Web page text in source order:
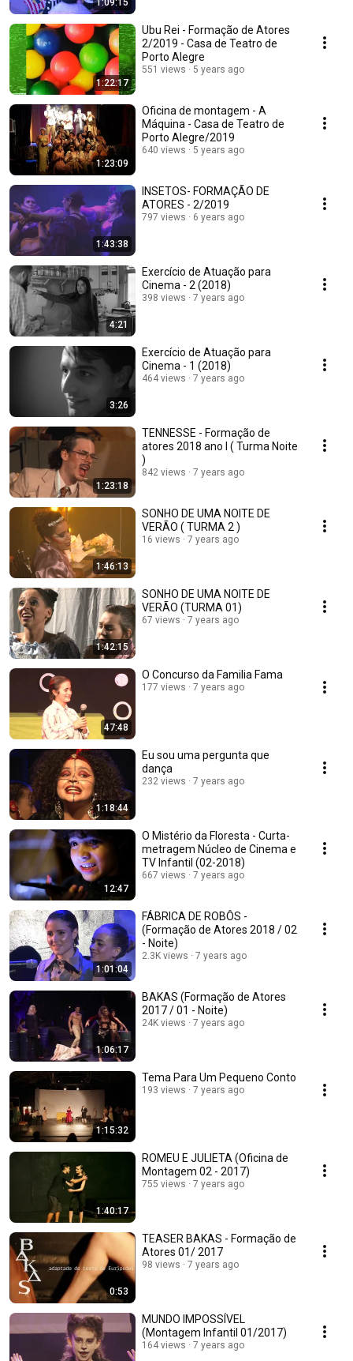
1:09:15
1:22:17
Ubu Rei - Formação de Atores
2/2019 - Casa de Teatro de
Porto Alegre
551 views 5 years ago
1:23:09
Oficina de montagem - A
Máquina - Casa de Teatro de
Porto Alegre/2019
640 views 5 years ago
1:43:38
INSETOS- FORMAÇÃO DE
ATORES - 2/2019
797 views 6 years ago
4:21
Exercício de Atuação para
Cinema - 2 (2018)
398 views 7 years ago
3:26
Exercício de Atuação para
Cinema - 1 (2018)
464 views 7 years ago
1:23:18
TENNESSE - Formação de
atores 2018 ano l ( Turma Noite
)
842 views 7 years ago
1:46:13
SONHO DE UMA NOITE DE
VERÃO ( TURMA 2 )
16 views 7 years ago
1:42:15
SONHO DE UMA NOITE DE
VERÃO (TURMA 01)
67 views 7 years ago
47:48
O Concurso da Familia Fama
177 views 7 years ago
1:18:44
Eu sou uma pergunta que
dança
232 views 7 years ago
12:47
O Mistério da Floresta - Curta-
metragem Núcleo de Cinema e
TV Infantil (02-2018)
667 views 7 years ago
1:01:04
FÁBRICA DE ROBÔS -
(Formação de Atores 2018 / 02
- Noite)
2.3K views 7 years ago
1:06:17
BAKAS (Formação de Atores
2017 / 01 - Noite)
24K views 7 years ago
1:15:32
Tema Para Um Pequeno Conto
193 views 7 years ago
1:40:17
ROMEU E JULIETA (Oficina de
Montagem 02 - 2017)
755 views 7 years ago
0:53
TEASER BAKAS - Formação de
Atores 01/ 2017
98 views 7 years ago
MUNDO IMPOSSÍVEL
(Montagem Infantil 01/2017)
164 views 7 years ago